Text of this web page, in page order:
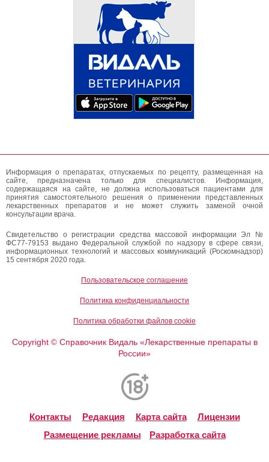
Информация о препаратах, отпускаемых по рецепту, размещенная на
сайте, предназначена только для специалистов. Информация,
содержащаяся на сайте, не должна использоваться пациентами для
принятия самостоятельного решения о применении представленных
лекарственных препаратов и не может служить заменой очной
консультации врача.
Свидетельство о регистрации средства массовой информации Эл №
ФС77-79153 выдано Федеральной службой по надзору в сфере связи,
информационных технологий и массовых коммуникаций (Роскомнадзор)
15 сентября 2020 года.
Пользовательское соглашение
Политика конфиденциальности
Политика обработки файлов cookie
Copyright ©Справочник Видаль «Лекарственные препараты в
России»
Контакты Редакция Карта сайта
Лицензии
Размещение рекламы
Разработка сайта